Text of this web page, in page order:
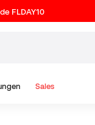
FLDAY10
Sales